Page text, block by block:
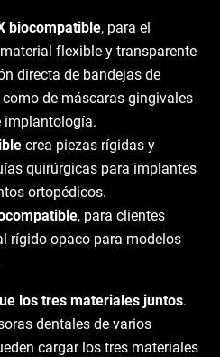
biocompatible, para el
flexible y transparente
directa de bandejas de
de máscaras gingivales
implantología.
crea piezas rígidas y
quirúrgicas para implantes
ortopédicos.
, para clientes
rígido opaco para modelos
los tres materiales juntos.
dentales de varios
cargar los tres materiales